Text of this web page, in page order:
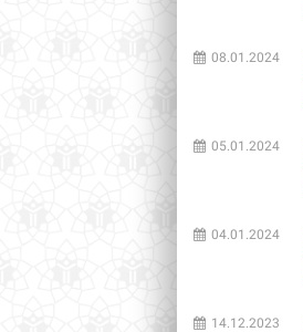
08.01.2024
05.01.2024
04.01.2024
14.12.2023